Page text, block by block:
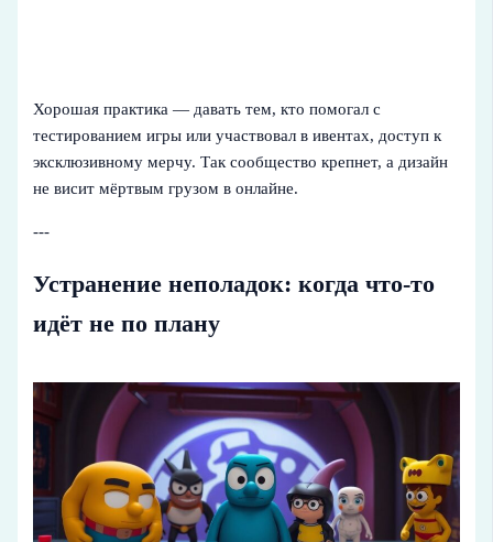
Хорошая практика — давать тем, кто помогал с
тестированием игры или участвовал в ивентах, доступ к
эксклюзивному мерчу. Так сообщество крепнет, а дизайн
не висит мёртвым грузом в онлайне.
---
Устранение неполадок: когда что-то
идёт не по плану